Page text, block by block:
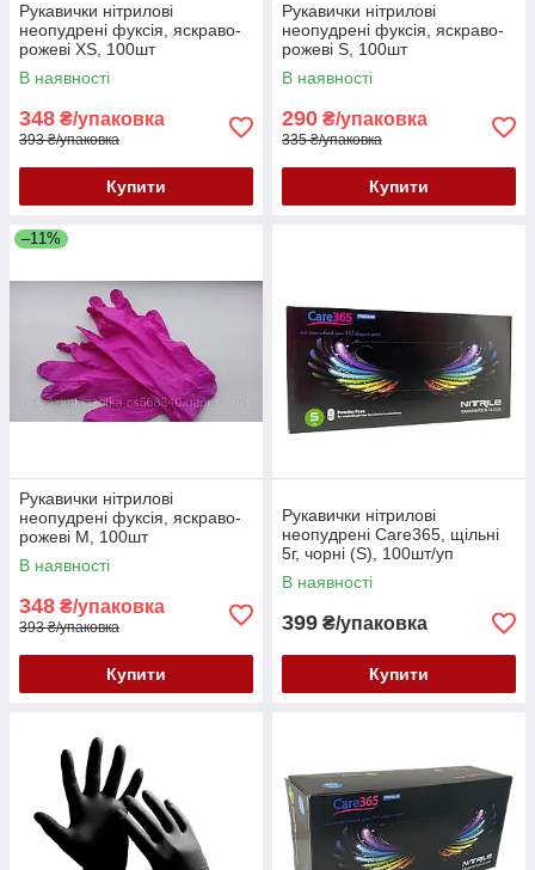
Рукавички нітрилові
неопудрені фуксія, яскраво-
рожеві XS, 100шт
В наявності
348 ₴/упаковка
393 ₴/упаковка
Купити
Рукавички нітрилові
неопудрені фуксія, яскраво-
рожеві S, 100шт
В наявності
290 ₴/упаковка
335 ₴/упаковка
Купити
–11%
Рукавички нітрилові
неопудрені фуксія, яскраво-
рожеві M, 100шт
В наявності
348 ₴/упаковка
393 ₴/упаковка
Купити
Рукавички нітрилові
неопудрені Care365, щільні
5г, чорні (S), 100шт/уп
В наявності
399 ₴/упаковка
Купити